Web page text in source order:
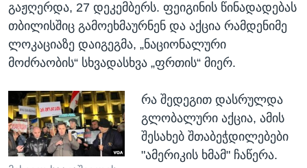
გაჟღერდა, 27 დეკემბერს. ფეიგინის წინადადებას
თბილისშიც გამოეხმაურნენ და აქცია რამდენიმე
ლოკაციაზე დაიგეგმა, „ნაციონალური
მოძრაობის“ სხვადასხვა „ფრთის“ მიერ.
რა შედეგით დასრულდა
გლობალური აქცია, ამის
შესახებ შთაბეჭდილებები
"ამერიკის ხმამ" ჩაწერა.